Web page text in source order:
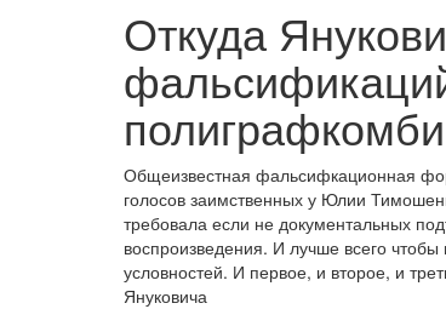
Откуда
Общеизвестная фальсифкационная
голосов заимственных у Юлии
требовала если не документальных
воспроизведения. И лучше всего
условностей. И первое, и второе, и
Януковича